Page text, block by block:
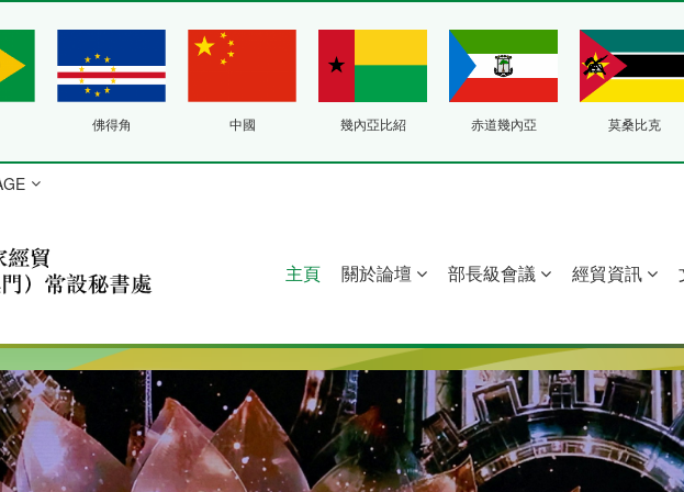
佛得角 中國 幾內亞比紹 赤道幾內亞 莫桑比克
主頁 關於論壇 部長級會議 經貿資訊